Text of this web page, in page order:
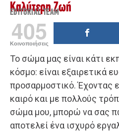
Καλύτερη Ζωή
EDITORIAL TEAM
405
Κοινοποιήσεις
Το σώμα μας είναι κάτι
κόσμο: είναι εξαιρετικά
προσαρμοστικό. Έχοντας
καιρό και με πολλούς
σώμα μου, μπορώ να σας
αποτελεί ένα ισχυρό